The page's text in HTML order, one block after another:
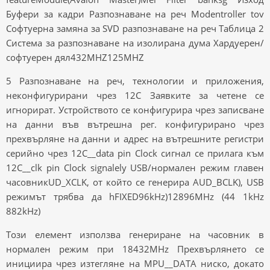
Буфери за кадри Разпознаване на реч Modentroller tov
Софтуерна замяна за SVD разпознаване на реч Таблица 2
Система за разпознаване на изолирана дума Хардуерен/
софтуерен дял432MHZ125MHZ
5 Разпознаване на реч, технологии и приложения,
неконфигурирани чрез 12C Заявките за четене се
игнорират. Устройството се конфигурира чрез записване
на данни във вътрешна рег. конфигурирано чрез
прехвърляне на данни и адрес на вътрешните регистри
серийно чрез 12C__data pin Clock сигнал се прилага към
12C__clk pin Clock signalely USB/нормален режим главен
часовникUD_XCLK, от който се генерира AUD_BCLK), USB
режимът трябва да hFIXED96kHz)12896MHz (44 1kHz
882kHz)
Този елемент използва генериране на часовник в
нормален режим при 18432MHz Прехвърлянето се
инициира чрез изтегляне на MPU__DATA ниско, докато